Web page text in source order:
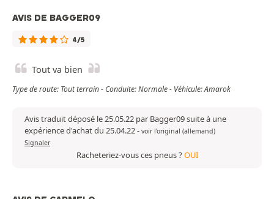
AVIS DE BAGGER09
4/5
Tout va bien
Type de route: Tout terrain - Conduite: Normale - Véhicule: Amarok
Avis traduit déposé le 25.05.22 par Bagger09 suite à une
expérience d'achat du 25.04.22- voir l'original (allemand)
Signaler
Racheteriez-vous ces pneus ?OUI